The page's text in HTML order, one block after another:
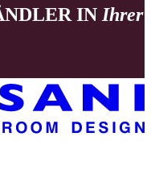
IN Ihrer